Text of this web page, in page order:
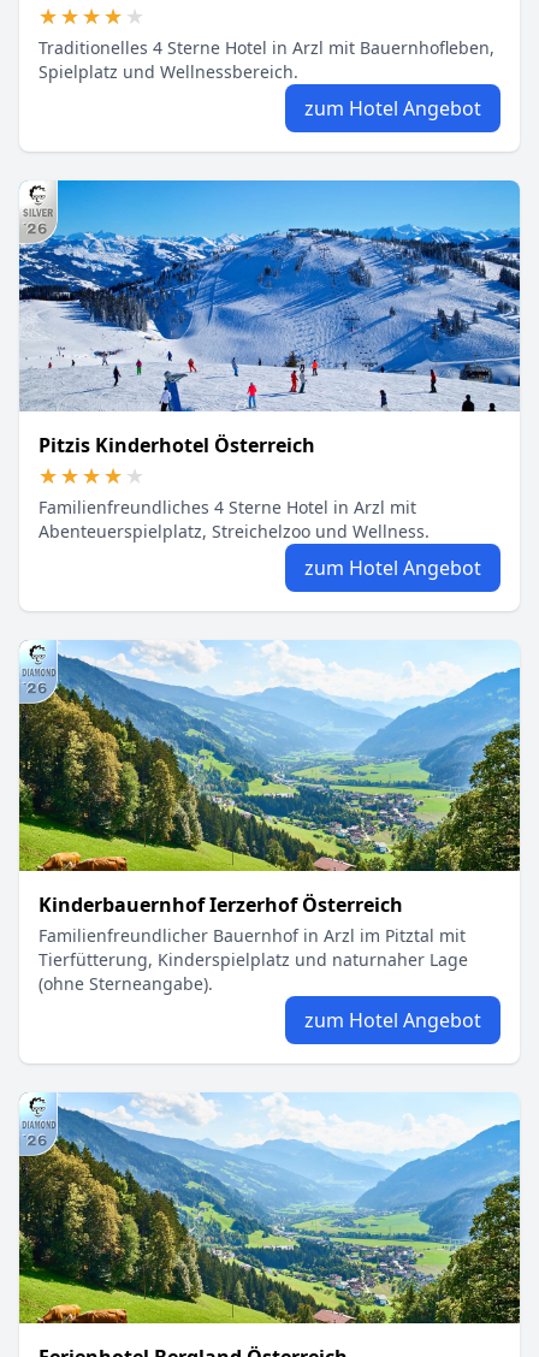
★★★★★
★★★★★
Traditionelles 4 Sterne Hotel in Arzl mit Bauernhofleben,
Spielplatz und Wellnessbereich.
zum Hotel Angebot
Pitzis Kinderhotel Österreich
★★★★★
★★★★★
Familienfreundliches 4 Sterne Hotel in Arzl mit
Abenteuerspielplatz, Streichelzoo und Wellness.
zum Hotel Angebot
Kinderbauernhof Ierzerhof Österreich
Familienfreundlicher Bauernhof in Arzl im Pitztal mit
Tierfütterung, Kinderspielplatz und naturnaher Lage
(ohne Sterneangabe).
zum Hotel Angebot